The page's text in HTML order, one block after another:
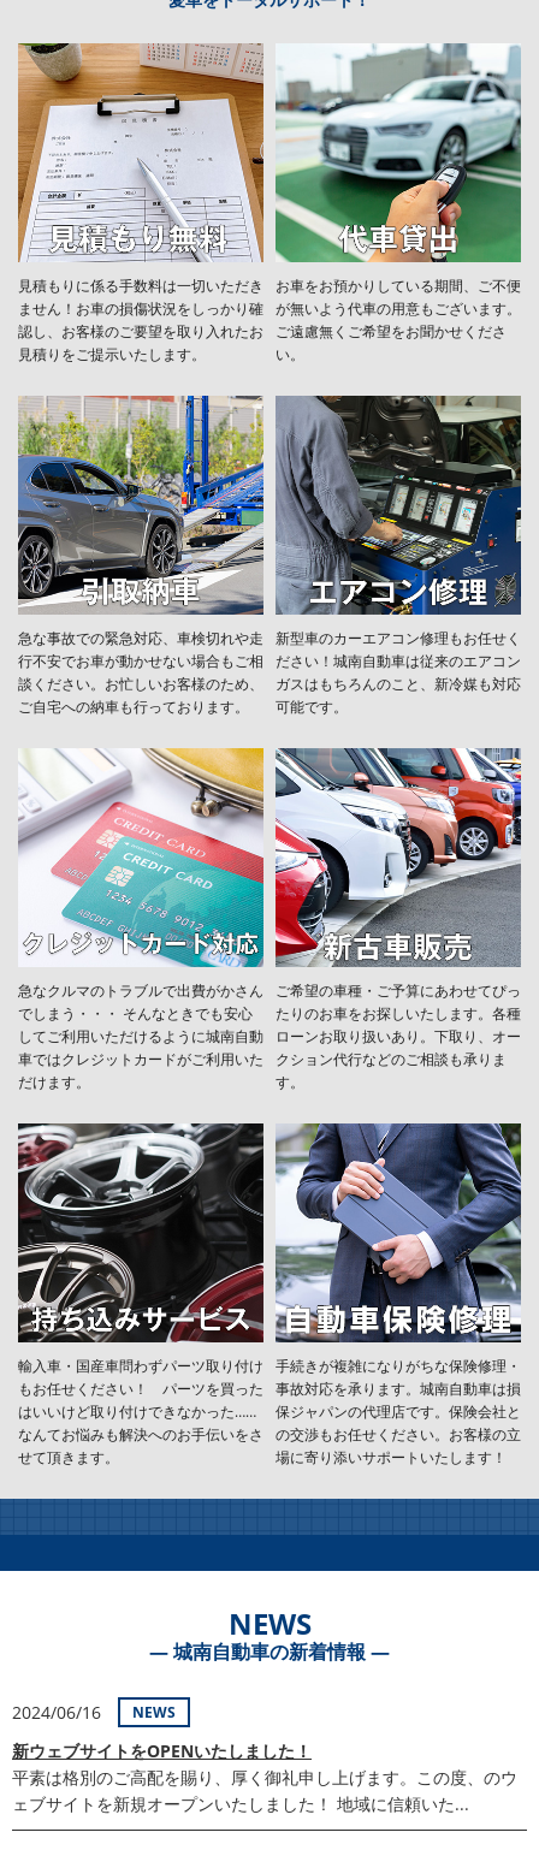
見積もりに係る手数料は一切いただき
ません！お車の損傷状況をしっかり確
認し、お客様のご要望を取り入れたお
見積りをご提示いたします。
お車をお預かりしている期間、ご不便
が無いよう代車の用意もございます。
ご遠慮無くご希望をお聞かせくださ
い。
急な事故での緊急対応、車検切れや走
行不安でお車が動かせない場合もご相
談ください。お忙しいお客様のため、
ご自宅への納車も行っております。
新型車のカーエアコン修理もお任せく
ださい！城南自動車は従来のエアコン
ガスはもちろんのこと、新冷媒も対応
可能です。
急なクルマのトラブルで出費がかさん
でしまう・・・ そんなときでも安心
してご利用いただけるように城南自動
車ではクレジットカードがご利用いた
だけます。
ご希望の車種・ご予算にあわせてぴっ
たりのお車をお探しいたします。各種
ローンお取り扱いあり。下取り、オー
クション代行などのご相談も承りま
す。
輸入車・国産車問わずパーツ取り付け
もお任せください！ パーツを買った
はいいけど取り付けできなかった……
なんてお悩みも解決へのお手伝いをさ
せて頂きます。
手続きが複雑になりがちな保険修理・
事故対応を承ります。城南自動車は損
保ジャパンの代理店です。保険会社と
の交渉もお任せください。お客様の立
場に寄り添いサポートいたします！
NEWS
― 城南自動車の新着情報 ―
2024/06/16 NEWS
新ウェブサイトをOPENいたしました！
平素は格別のご高配を賜り、厚く御礼申し上げます。この度、のウ
ェブサイトを新規オープンいたしました！ 地域に信頼いた...